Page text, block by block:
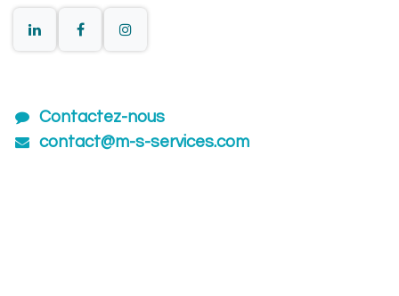
Contactez-nous
contact@m-s-services.com